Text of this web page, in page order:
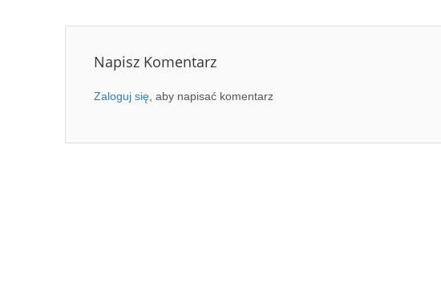
Napisz Komentarz
Zaloguj się , aby napisać komentarz